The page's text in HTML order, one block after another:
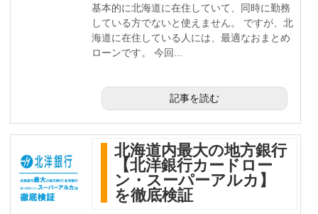
基本的に北海道に在住していて、同時に勤務
している方でないと使えません。 ですが、北
海道に在住している人には、最適なおまとめ
ローンです。 今回...
記事を読む
北海道内最大の地方銀行
【北洋銀行カードロー
ン・スーパーアルカ】
を徹底検証